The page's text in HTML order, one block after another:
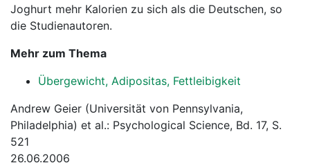
Joghurt mehr Kalorien zu sich als die Deutschen, so
die Studienautoren.
Mehr zum Thema
Übergewicht, Adipositas, Fettleibigkeit
Andrew Geier (Universität von Pennsylvania,
Philadelphia) et al.: Psychological Science, Bd. 17, S.
521
26.06.2006